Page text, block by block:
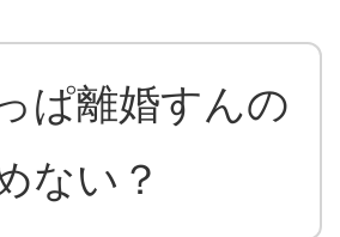
ぱ離婚すんの
ない？